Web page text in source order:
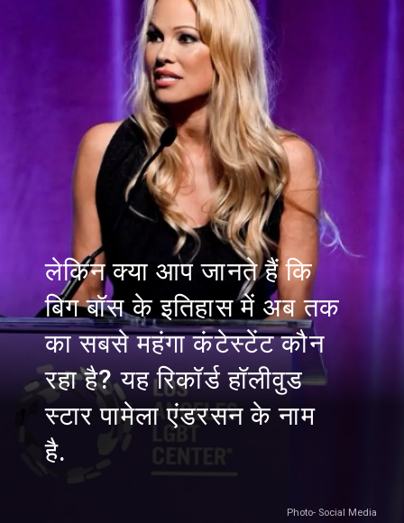
Photo- Social Media
लेकिन क्या आप जानते हैं कि
बिग बॉस के इतिहास में अब तक
का सबसे महंगा कंटेस्टेंट कौन
रहा है? यह रिकॉर्ड हॉलीवुड
स्टार पामेला एंडरसन के नाम
है.